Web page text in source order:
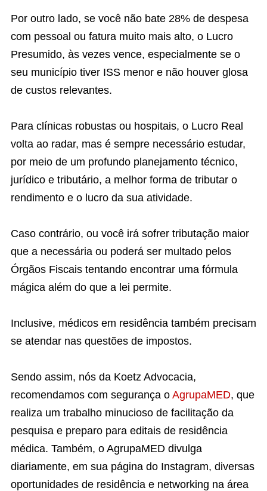
Por outro lado, se você não bate 28% de despesa
com pessoal ou fatura muito mais alto, o Lucro
Presumido, às vezes vence, especialmente se o
seu município tiver ISS menor e não houver glosa
de custos relevantes.
Para clínicas robustas ou hospitais, o Lucro Real
volta ao radar, mas é sempre necessário estudar,
por meio de um profundo planejamento técnico,
jurídico e tributário, a melhor forma de tributar o
rendimento e o lucro da sua atividade.
Caso contrário, ou você irá sofrer tributação maior
que a necessária ou poderá ser multado pelos
Órgãos Fiscais tentando encontrar uma fórmula
mágica além do que a lei permite.
Inclusive, médicos em residência também precisam
se atendar nas questões de impostos.
Sendo assim, nós da Koetz Advocacia,
recomendamos com segurança o AgrupaMED, que
realiza um trabalho minucioso de facilitação da
pesquisa e preparo para editais de residência
médica. Também, o AgrupaMED divulga
diariamente, em sua página do Instagram, diversas
oportunidades de residência e networking na área